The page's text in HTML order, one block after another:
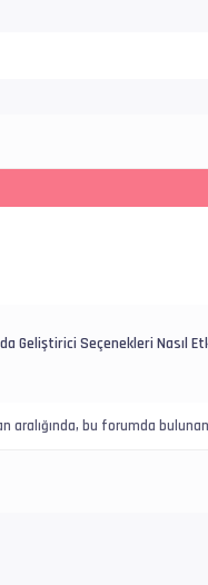
Geliştirici Seçenekleri Nasıl
aralığında, bu forumda